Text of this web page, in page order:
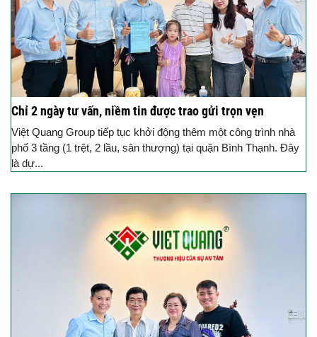
Chỉ 2 ngày tư vấn, niềm tin được trao gửi trọn vẹn
Việt Quang Group tiếp tục khởi động thêm một công trình nhà
phố 3 tầng (1 trệt, 2 lầu, sân thượng) tại quận Bình Thạnh. Đây
là dự...